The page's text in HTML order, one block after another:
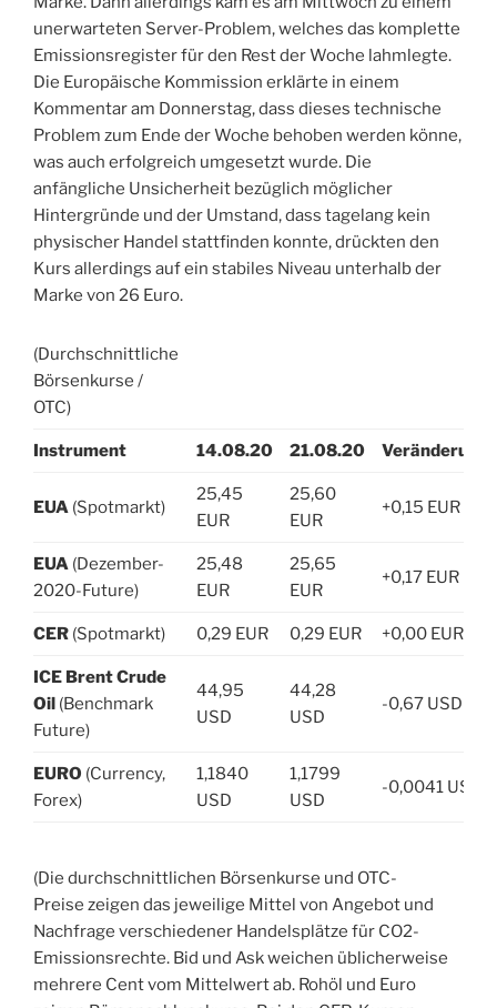
unerwarteten Server-Problem, welches das komplette
Emissionsregister für den Rest der Woche lahmlegte.
Die Europäische Kommission erklärte in einem
Kommentar am Donnerstag, dass dieses technische
Problem zum Ende der Woche behoben werden könne,
was auch erfolgreich umgesetzt wurde. Die
anfängliche Unsicherheit bezüglich möglicher
Hintergründe und der Umstand, dass tagelang kein
physischer Handel stattfinden konnte, drückten den
Kurs allerdings auf ein stabiles Niveau unterhalb der
Marke von 26 Euro.
(Durchschnittliche
Börsenkurse /
OTC)
Instrument 14.08.20 21.08.20 Veränderung
EUA (Spotmarkt)
25,45
EUR
25,60
EUR
+0,15 EUR
EUA (Dezember-
2020-Future)
25,48
EUR
25,65
EUR
+0,17 EUR
CER (Spotmarkt) 0,29 EUR 0,29 EUR +0,00 EUR
ICE Brent Crude
Oil (Benchmark
Future)
44,95
USD
44,28
USD
-0,67 USD
EURO (Currency,
Forex)
1,1840
USD
1,1799
USD
-0,0041 USD
(Die durchschnittlichen Börsenkurse und OTC-
Preise zeigen das jeweilige Mittel von Angebot und
Nachfrage verschiedener Handelsplätze für CO2-
Emissionsrechte. Bid und Ask weichen üblicherweise
mehrere Cent vom Mittelwert ab. Rohöl und Euro